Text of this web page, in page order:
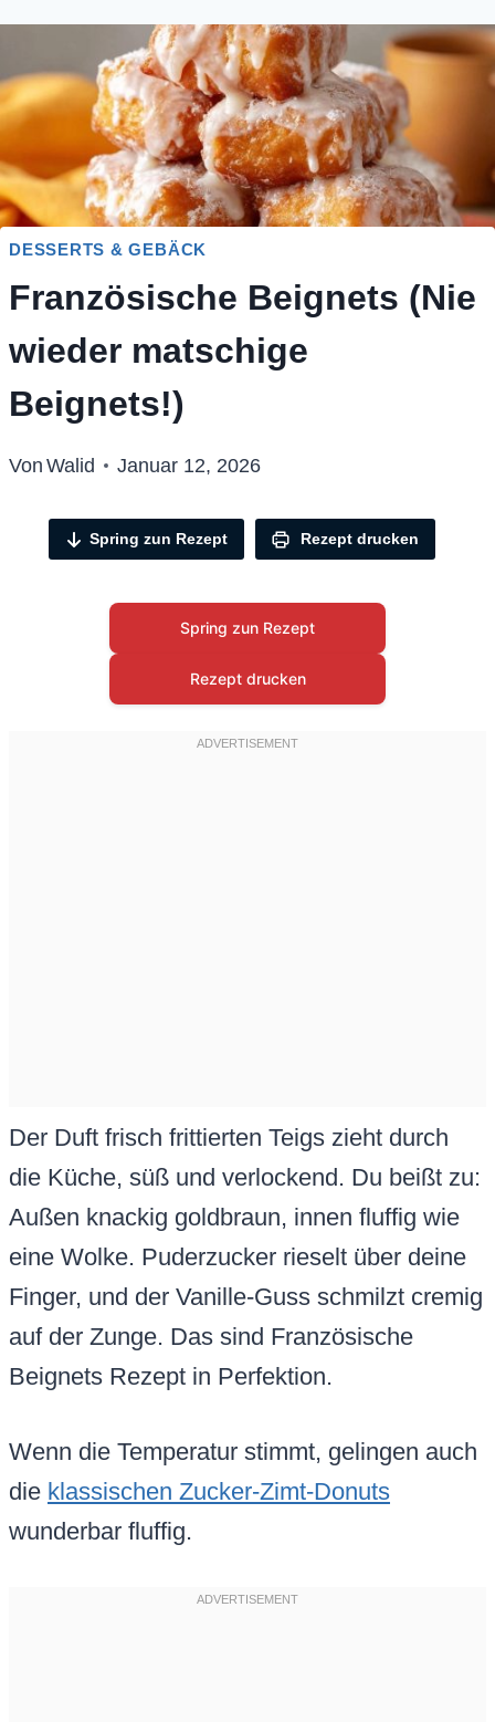
DESSERTS & GEBÄCK
Französische Beignets (Nie
wieder matschige
Beignets!)
Von Walid Januar 12, 2026
Spring zun Rezept Rezept drucken
Spring zun Rezept
Rezept drucken
Der Duft frisch frittierten Teigs zieht durch
die Küche, süß und verlockend. Du beißt zu:
Außen knackig goldbraun, innen fluffig wie
eine Wolke. Puderzucker rieselt über deine
Finger, und der Vanille-Guss schmilzt cremig
auf der Zunge. Das sind Französische
Beignets Rezept in Perfektion.
Wenn die Temperatur stimmt, gelingen auch
die klassischen Zucker-Zimt-Donuts
wunderbar fluffig.